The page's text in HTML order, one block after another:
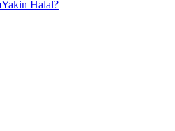
Yakin Halal?